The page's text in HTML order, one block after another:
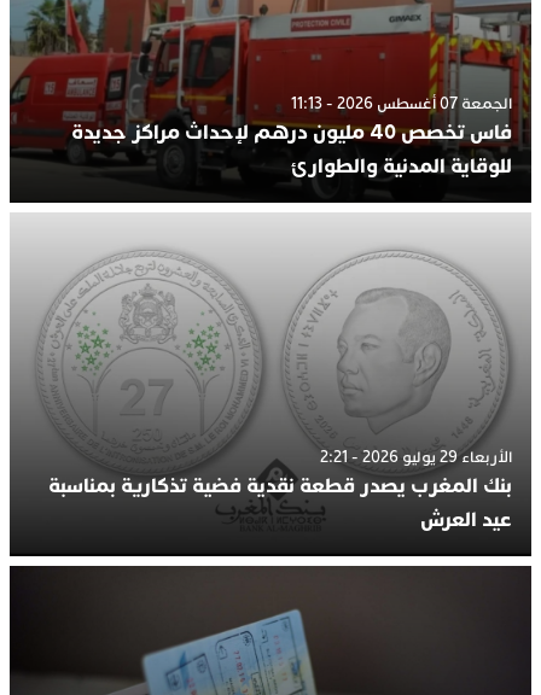
الجمعة 07 أغسطس 2026 - 11:13
فاس تخصص 40 مليون درهم لإحداث مراكز جديدة
للوقاية المدنية والطوارئ
الأربعاء 29 يوليو 2026 - 2:21
بنك المغرب يصدر قطعة نقدية فضية تذكارية بمناسبة
عيد العرش